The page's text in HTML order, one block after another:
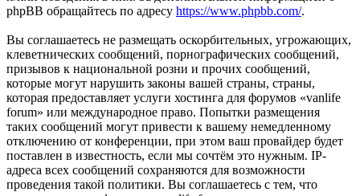
phpBB обращайтесь по адресу https://www.phpbb.com/.
Вы соглашаетесь не размещать оскорбительных, угрожающих,
клеветнических сообщений, порнографических сообщений,
призывов к национальной розни и прочих сообщений,
которые могут нарушить законы вашей страны, страны,
которая предоставляет услуги хостинга для форумов «vanlife
forum» или международное право. Попытки размещения
таких сообщений могут привести к вашему немедленному
отключению от конференции, при этом ваш провайдер будет
поставлен в известность, если мы сочтём это нужным. IP-
адреса всех сообщений сохраняются для возможности
проведения такой политики. Вы соглашаетесь с тем, что